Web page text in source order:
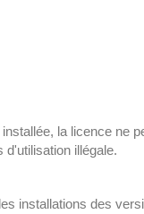
la licence ne
illégale.
installations des